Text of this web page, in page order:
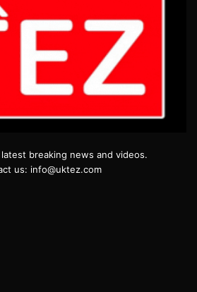
breaking news and videos.
us: info@uktez.com